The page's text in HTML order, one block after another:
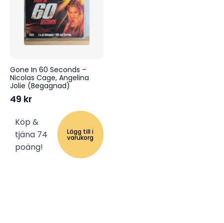
Gone In 60 Seconds –
Nicolas Cage, Angelina
Jolie (Begagnad)
49 kr
Köp &
tjäna 74
poäng!
Lägg till i
varukorg